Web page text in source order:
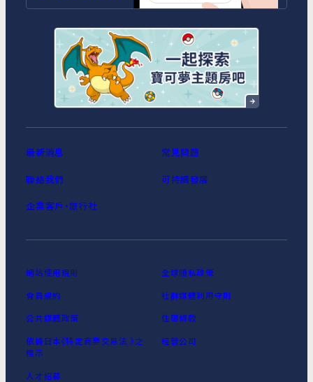
MIMARU東京 新宿WEST
MIMARU東京 日本橋水天宮前
MIMARU東京 八丁堀
MIMARU東京 浅草STATION
最新消息 常見問題
聯絡我們 可持續發展
企業客戶‧旅行社
網站使用規則 全球隱私政策
會員規約 社群媒體利用守則
公共媒體政策 住宿條款
依據日本《特定商業交易法 》之
標示
經營公司
人才招募